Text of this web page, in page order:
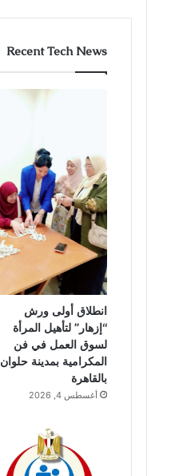
Recent Tech News
انطلاق أولى ورش
“إزهار” لتأهيل المرأة
لسوق العمل في فن
المكرامية بمدينة حلوان
بالقاهرة
أغسطس 4, 2026